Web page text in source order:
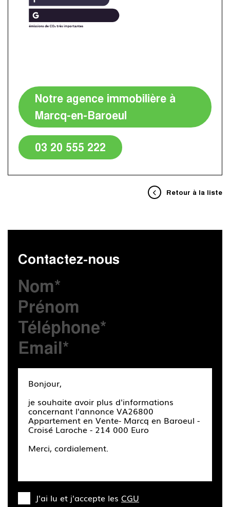
Contactez-nous
J'ai lu et j'accepte les CGU
Notre agence immobilière à
Marcq-en-Baroeul
03 20 555 222
Retour à la liste